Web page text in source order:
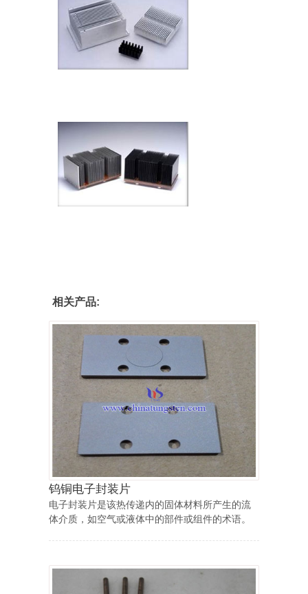
相关产品:
钨铜电子封装片
电子封装片是该热传递内的固体材料所产生的流
体介质，如空气或液体中的部件或组件的术语。